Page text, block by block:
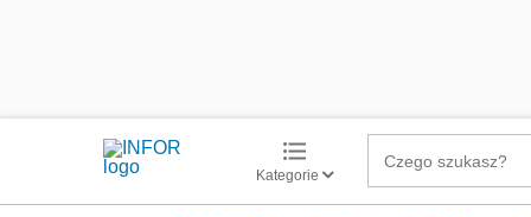
Kategorie